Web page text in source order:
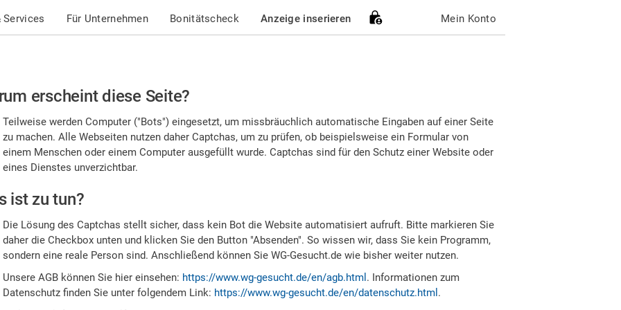
Services Für Unternehmen Bonitätscheck Anzeige inserieren Mein Konto
erscheint diese Seite?
Teilweise werden Computer ("Bots") eingesetzt, um missbräuchlich automatische Eingaben auf einer Seite
zu machen. Alle Webseiten nutzen daher Captchas, um zu prüfen, ob beispielsweise ein Formular von
einem Menschen oder einem Computer ausgefüllt wurde. Captchas sind für den Schutz einer Website oder
eines Dienstes unverzichtbar.
ist zu tun?
Die Lösung des Captchas stellt sicher, dass kein Bot die Website automatisiert aufruft. Bitte markieren Sie
daher die Checkbox unten und klicken Sie den Button "Absenden". So wissen wir, dass Sie kein Programm,
sondern eine reale Person sind. Anschließend können Sie WG-Gesucht.de wie bisher weiter nutzen.
Unsere AGB können Sie hier einsehen: https://www.wg-gesucht.de/en/agb.html . Informationen zum
Datenschutz finden Sie unter folgendem Link: https://www.wg-gesucht.de/en/datenschutz.html .